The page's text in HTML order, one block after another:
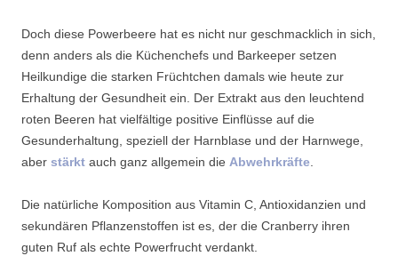
Doch diese Powerbeere hat es nicht nur geschmacklich in sich,
denn anders als die Küchenchefs und Barkeeper setzen
Heilkundige die starken Früchtchen damals wie heute zur
Erhaltung der Gesundheit ein. Der Extrakt aus den leuchtend
roten Beeren hat vielfältige positive Einflüsse auf die
Gesunderhaltung, speziell der Harnblase und der Harnwege,
aber stärkt auch ganz allgemein die Abwehrkräfte
Die natürliche Komposition aus Vitamin C, Antioxidanzien und
sekundären Pflanzenstoffen ist es, der die Cranberry ihren
guten Ruf als echte Powerfrucht verdankt.